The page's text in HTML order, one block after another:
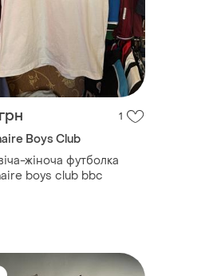
1
Boys Club
жіноча футболка
boys club bbc